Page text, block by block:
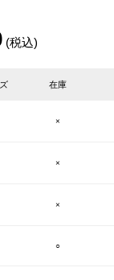
(税込)
在庫
×
×
×
○